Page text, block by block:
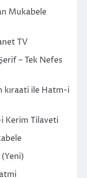
Mukabele
TV
– Tek Nefes
kıraati ile Hatm-i
Kerim Tilaveti